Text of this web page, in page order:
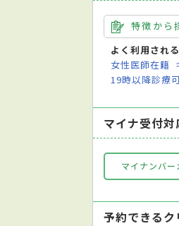
特徴から
よく利用され
女性医師在籍
19時以降診療
マイナ受付
マイナンバ
予約できる